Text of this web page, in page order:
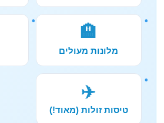
🏨
מלונות מעולים
✈️
טיסות זולות (מאוד!)